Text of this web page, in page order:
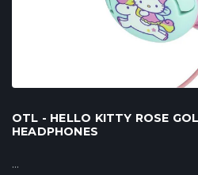
OTL - HELLO KITTY ROSE
HEADPHONES
...